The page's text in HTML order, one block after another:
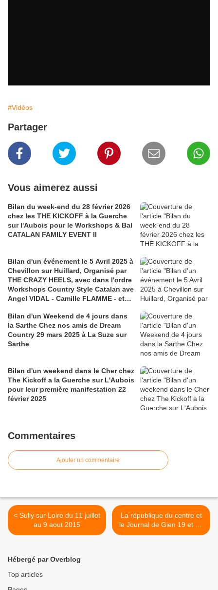
#Vidéos
Partager
Vous aimerez aussi
Bilan du week-end du 28 février 2026
chez les THE KICKOFF à la Guerche
sur l'Aubois pour le Workshops & Bal
CATALAN FAMILY EVENT II
Bilan d'un événement le 5 Avril 2025 à
Chevillon sur Huillard, Organisé par
THE CRAZY HEELS, avec dans l'ordre
Workshops Country Style Catalan ave
Angel VIDAL - Camille FLAMME - et
Théo - ensuite la remise des lots -
tous en shorts - et un peu de folie -
des vidéos et photos du bal de Zaza -
Animation Gillou-Théo- Zaza - Merci à
Bilan d'un Weekend de 4 jours dans
la Sarthe Chez nos amis de Dream
Country 29 mars 2025 à La Suze sur
Sarthe
Bilan d'un weekend dans le Cher chez
The Kickoff a la Guerche sur L'Aubois
pour leur première manifestation 22
février 2025
Commentaires
Ajouter un commentaire
< Sully sur Loire du 11 juillet
au 9 aout 2015
La république du centre et
le Journal de Gien 19 et 20
mai 2015 >
Hébergé par Overblog
Top articles